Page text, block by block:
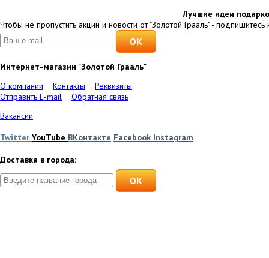
Лучшие идеи
Чтобы не пропустить акции и новости от "Золотой Грааль" - подпишитесь
Интернет-магазин "Золотой Грааль"
О компании
Контакты
Реквизиты
Отправить E-mail
Обратная связь
Вакансии
Twitter YouTube ВКонтакте Facebook Instagram
Доставка в города:
OK